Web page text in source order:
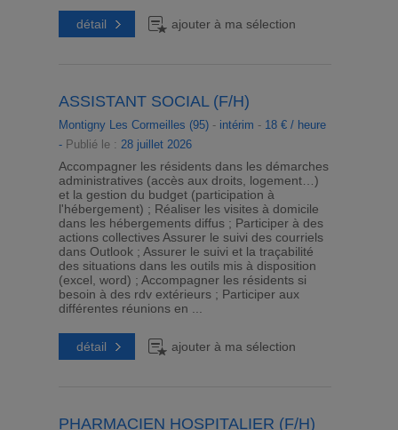
détail ajouter à ma sélection
ASSISTANT SOCIAL (F/H)
Montigny Les Cormeilles (95)- intérim - 18 € / heure
- Publié le : 28 juillet 2026
Accompagner les résidents dans les démarches
administratives (accès aux droits, logement…)
et la gestion du budget (participation à
l'hébergement) ; Réaliser les visites à domicile
dans les hébergements diffus ; Participer à des
actions collectives Assurer le suivi des courriels
dans Outlook ; Assurer le suivi et la traçabilité
des situations dans les outils mis à disposition
(excel, word) ; Accompagner les résidents si
besoin à des rdv extérieurs ; Participer aux
différentes réunions en ...
détail ajouter à ma sélection
PHARMACIEN HOSPITALIER (F/H)